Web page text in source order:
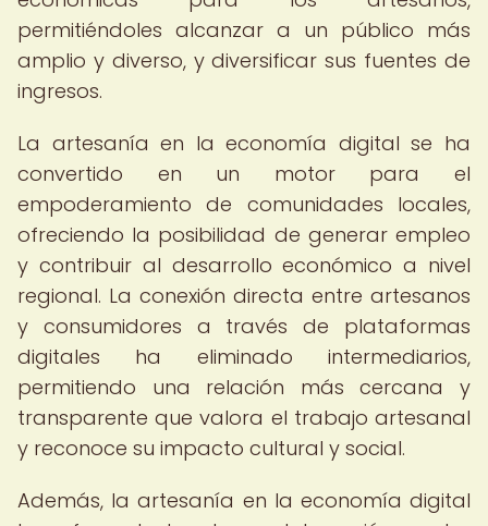
permitiéndoles alcanzar a un público más
amplio y diverso, y diversificar sus fuentes de
ingresos.
La artesanía en la economía digital se ha
convertido en un motor para el
empoderamiento de comunidades locales,
ofreciendo la posibilidad de generar empleo
y contribuir al desarrollo económico a nivel
regional. La conexión directa entre artesanos
y consumidores a través de plataformas
digitales ha eliminado intermediarios,
permitiendo una relación más cercana y
transparente que valora el trabajo artesanal
y reconoce su impacto cultural y social.
Además, la artesanía en la economía digital